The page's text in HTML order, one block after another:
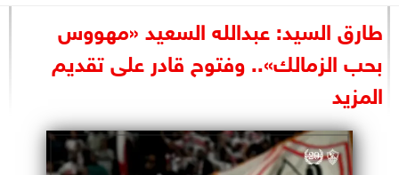
الرئاسة
الوزارات
الأحزاب
طارق السيد: عبدالله السعيد «مهووس
بحب الزمالك».. وفتوح قادر على تقديم
المزيد